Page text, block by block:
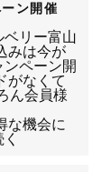
ン開催
ベリー富山
みは今が
ペーン開
がなくて
ん会員様
な機会に